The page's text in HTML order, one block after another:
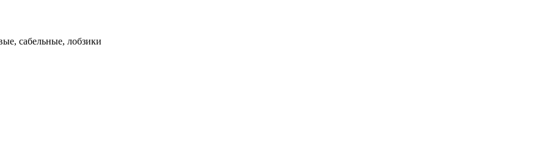
сабельные, лобзики